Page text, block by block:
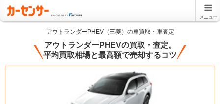
メニュー
アウトランダーPHEV（三菱）の車買取・車査定
アウトランダーPHEVの買取・査定。
平均買取相場と最高額で売却するコツ